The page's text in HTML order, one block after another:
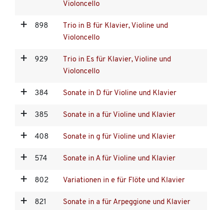
Violoncello
898
Trio in B für Klavier, Violine und
Violoncello
929
Trio in Es für Klavier, Violine und
Violoncello
384 Sonate in D für Violine und Klavier
385 Sonate in a für Violine und Klavier
408 Sonate in g für Violine und Klavier
574 Sonate in A für Violine und Klavier
802 Variationen in e für Flöte und Klavier
821 Sonate in a für Arpeggione und Klavier